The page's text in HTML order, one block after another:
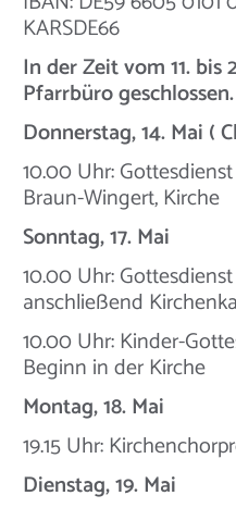
KARSDE66
In der Zeit vom 11. bis
Pfarrbüro geschlossen.
Donnerstag, 14. Mai (
10.00 Uhr:
Braun-Wingert, Kirche
Sonntag, 17. Mai
10.00 Uhr:
anschließend
10.00 Uhr: Kinder-
Beginn in der Kirche
Montag, 18. Mai
19.15 Uhr:
Dienstag, 19. Mai